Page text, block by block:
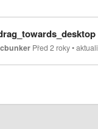
Před 2 roky•